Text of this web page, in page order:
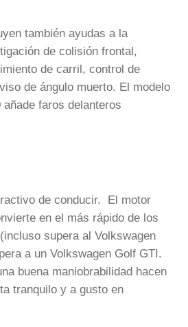
también ayudas a la
de colisión frontal,
de carril, control de
de ángulo muerto. El modelo
faros delanteros
de conducir. El motor
en el más rápido de los
supera al Volkswagen
a un Volkswagen Golf GTI.
buena maniobrabilidad hacen
tranquilo y a gusto en